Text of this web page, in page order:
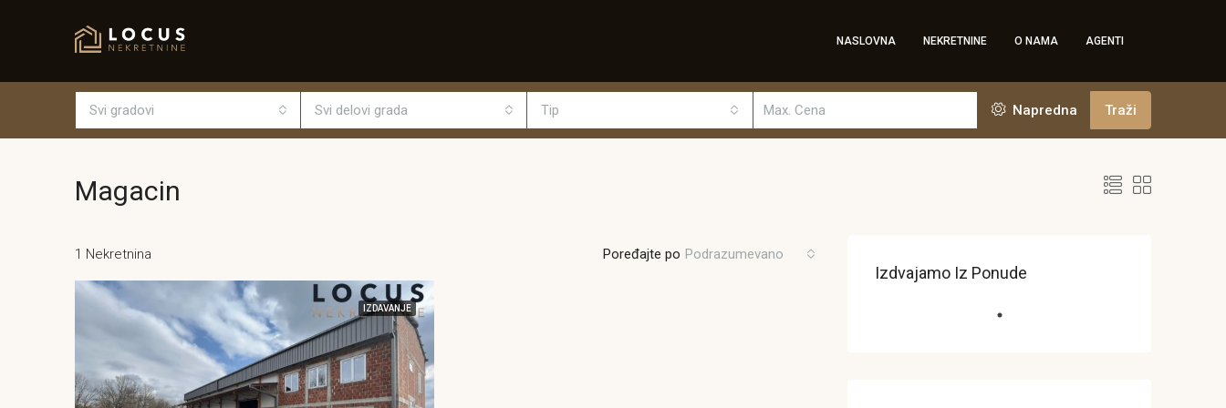
NASLOVNA NEKRETNINE O NAMA AGENTI
Svi gradovi Svi delovi grada Tip Napredna Traži
Magacin
1 Nekretnina Poređajte po Podrazumevano
IZDAVANJE
Izdvajamo Iz Ponude